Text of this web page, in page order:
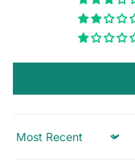
Sort by